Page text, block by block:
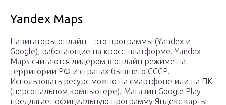
Yandex Maps
Навигаторы онлайн − это программы (Yandex и
Google), работающие на кросс-платформе. Yandex
Maps считаются лидером в онлайн режиме на
территории РФ и странах бывшего СССР.
Использовать ресурс можно на смартфоне или на ПК
(персональном компьютере). Магазин Google Play
предлагает официальную программу Яндекс карты